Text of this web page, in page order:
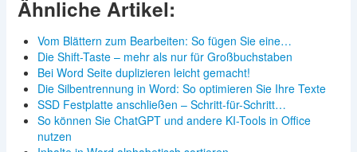
Ähnliche Artikel:
Vom Blättern zum Bearbeiten: So fügen Sie eine…
Die Shift-Taste – mehr als nur für Großbuchstaben
Bei Word Seite duplizieren leicht gemacht!
Die Silbentrennung in Word: So optimieren Sie Ihre Texte
SSD Festplatte anschließen – Schritt-für-Schritt…
So können Sie ChatGPT und andere KI-Tools in Office
nutzen